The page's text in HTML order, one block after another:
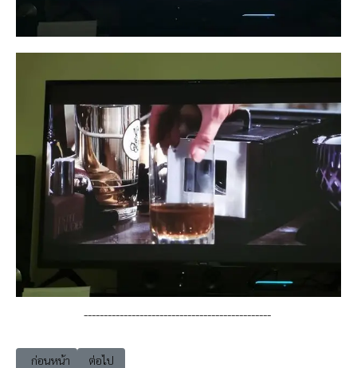
-----------------------------------------------
เนื้อหาก่อนหน้า: Movie ​I not a robot เรื่องราวส่งเสริมนักประดิษฐ์ คิดค้น
ก่อนหน้า เนื้อหาถัดไป: Movie ตู้โทรศัพท์ใน 007 ยอดพยัคฆ์ราชินี (On
ต่อไป